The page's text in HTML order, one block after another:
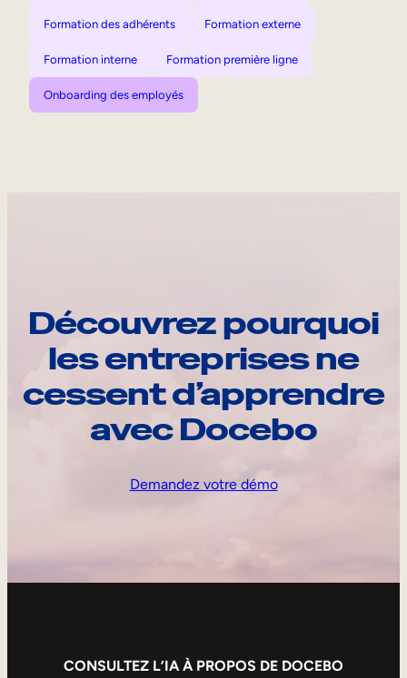
Formation des adhérents Formation externe
Formation interne Formation première ligne
Onboarding des employés
Découvrez pourquoi
les entreprises ne
cessent d’apprendre
avec Docebo
Demandez votre démo
CONSULTEZ L’IA À PROPOS DE DOCEBO